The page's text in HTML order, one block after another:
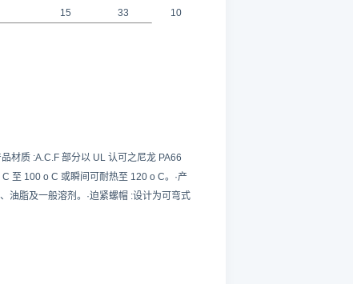
15
33
10
材质 :A.C.F 部分以 UL 认可之尼龙 PA66
至 100 o C 或瞬间可耐热至 120 o C。·产
油脂及一般溶剂。·迫紧螺帽 :设计为可弯式